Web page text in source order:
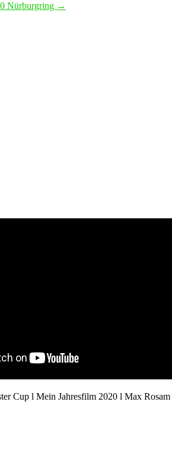
Nürburgring →
Cup l Mein Jahresfilm 2020 l Max